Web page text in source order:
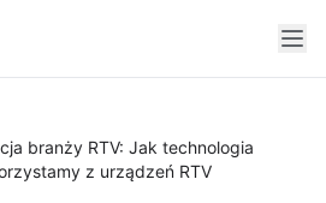
branży RTV: Jak technologia
z urządzeń RTV